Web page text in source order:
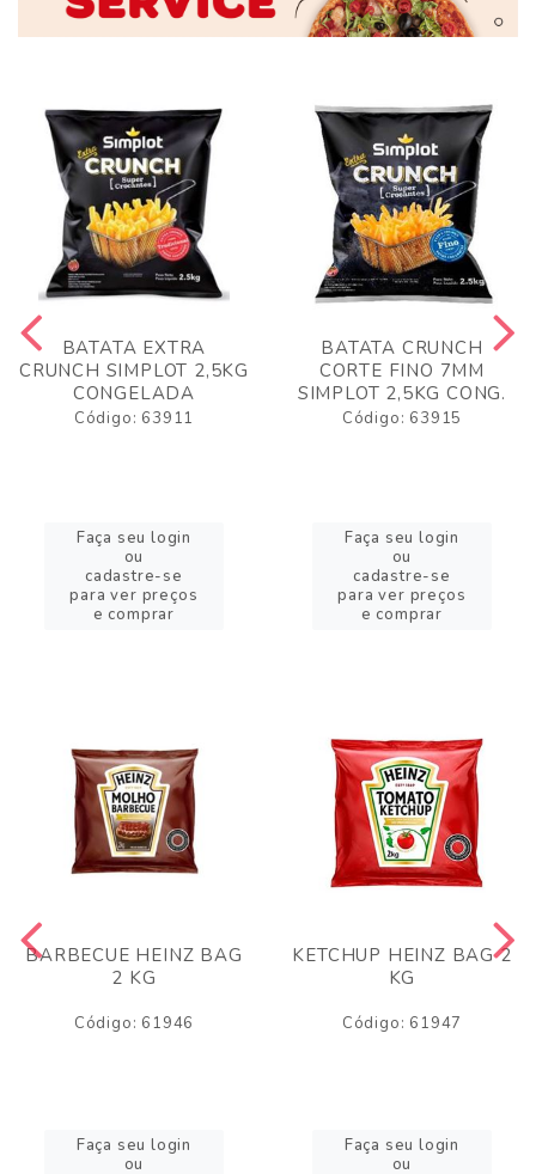
BATATA EXTRA
CRUNCH SIMPLOT 2,5KG
CONGELADA
Código: 63911
Faça seu login
ou
cadastre-se
para ver preços
e comprar
BATATA CRUNCH
CORTE FINO 7MM
SIMPLOT 2,5KG CONG.
Código: 63915
Faça seu login
ou
cadastre-se
para ver preços
e comprar
BARBECUE HEINZ BAG
2 KG
Código: 61946
Faça seu login
ou
KETCHUP HEINZ BAG 2
KG
Código: 61947
Faça seu login
ou